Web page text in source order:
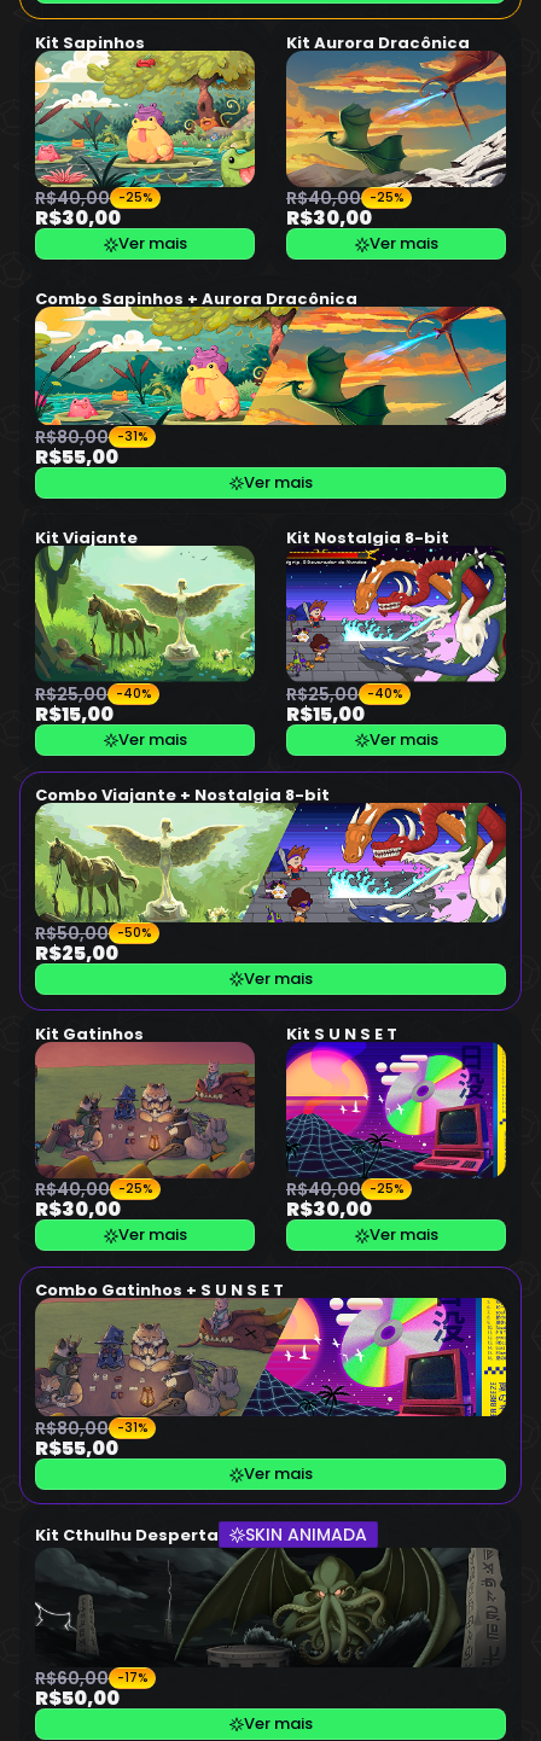
Kit Sapinhos
R$40,00 -25%
R$30,00
Ver mais
Kit Aurora Dracônica
R$40,00 -25%
R$30,00
Ver mais
Combo Sapinhos + Aurora Dracônica
R$80,00 -31%
R$55,00
Ver mais
Kit Viajante
R$25,00 -40%
R$15,00
Ver mais
Kit Nostalgia 8-bit
R$25,00 -40%
R$15,00
Ver mais
Combo Viajante + Nostalgia 8-bit
R$50,00 -50%
R$25,00
Ver mais
Kit Gatinhos
R$40,00 -25%
R$30,00
Ver mais
Kit S U N S E T
R$40,00 -25%
R$30,00
Ver mais
Combo Gatinhos + S U N S E T
R$80,00 -31%
R$55,00
Ver mais
Kit Cthulhu Desperta SKIN ANIMADA
R$60,00 -17%
R$50,00
Ver mais